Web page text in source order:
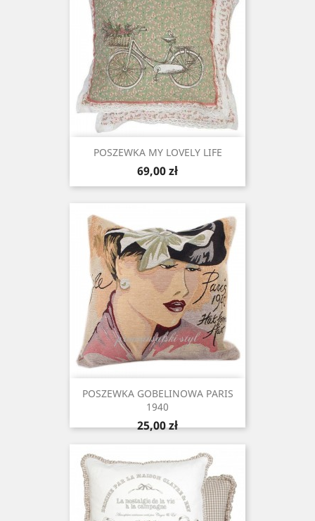
POSZEWKA MY LOVELY LIFE
Cena
69,00 zł
POSZEWKA GOBELINOWA PARIS
1940
Cena
25,00 zł